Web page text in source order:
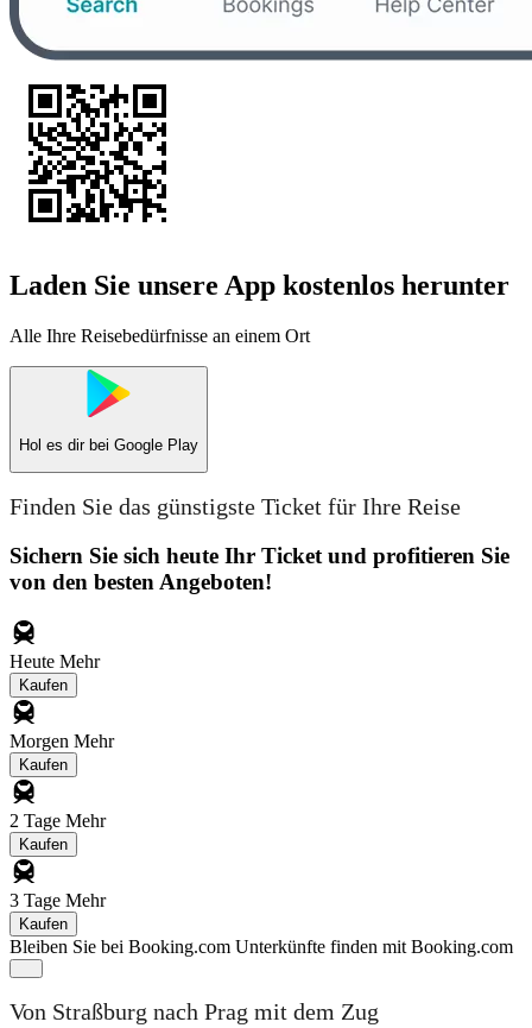
Laden Sie unsere App kostenlos herunter
Alle Ihre Reisebedürfnisse an einem Ort
Hol es dir bei Google Play
Finden Sie das günstigste Ticket für Ihre Reise
Sichern Sie sich heute Ihr Ticket und profitieren Sie
von den besten Angeboten!
Heute Mehr
Kaufen
Morgen Mehr
Kaufen
2 Tage Mehr
Kaufen
3 Tage Mehr
Kaufen
Bleiben Sie bei Booking.com Unterkünfte finden mit Booking.com
Von Straßburg nach Prag mit dem Zug